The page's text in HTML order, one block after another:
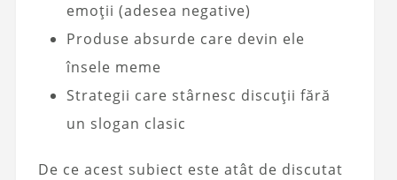
emoții (adesea negative)
Produse absurde care devin ele
însele meme
Strategii care stârnesc discuții fără
un slogan clasic
De ce acest subiect este atât de discutat